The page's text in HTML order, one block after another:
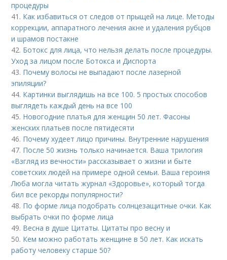
процедуры
41. Как избавиться от следов от прыщей на лице. Методы
коррекции, аппаратного лечения акне и удаления рубцов
и шрамов постакне
42. Ботокс для лица, что нельзя делать после процедуры.
Уход за лицом после Ботокса и Диспорта
43. Почему волосы не выпадают после лазерной
эпиляции?
44. Картинки выглядишь на все 100. 5 простых способов
выглядеть каждый день на все 100
45. Новогодние платья для женщин 50 лет. Фасоны
женских платьев после пятидесяти
46. Почему худеет лицо причины. Внутренние нарушения
47. После 50 жизнь только начинается. Ваша трилогия
«Взгляд из вечности» рассказывает о жизни и быте
советских людей на примере одной семьи. Ваша героиня
Люба могла читать журнал «Здоровье», который тогда
бил все рекорды популярности?
48. По форме лица подобрать солнцезащитные очки. Как
выбрать очки по форме лица
49. Весна в душе Цитаты. Цитаты про весну и
50. Кем можно работать женщине в 50 лет. Как искать
работу человеку старше 50?